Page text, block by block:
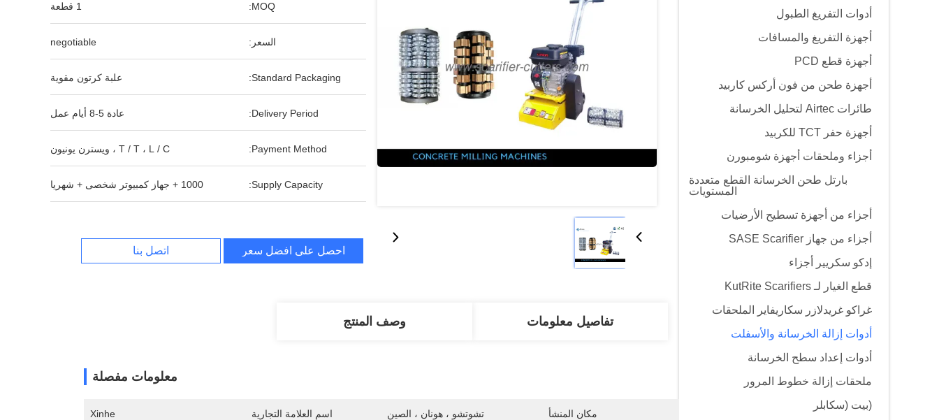
أدوات التفريغ الطبول
أجهزة التفريغ والمسافات
أجهزة قطع PCD
أجهزة طحن من فون أركس كاربيد
طائرات Airtec لتحليل الخرسانة
أجهزة حفر TCT للكربيد
أجزاء وملحقات أجهزة شومبورن
بارتل طحن الخرسانة القطع متعددة
المستويات
أجزاء من أجهزة تسطيح الأرضيات
أجزاء من جهاز SASE Scarifier
إدكو سكريير أجزاء
قطع الغيار لـ KutRite Scarifiers
غراكو غريدلازر سكاريفاير الملحقات
أدوات إزالة الخرسانة والأسفلت
أدوات إعداد سطح الخرسانة
ملحقات إزالة خطوط المرور
(بيت (سكابلر
MOQ: 1 قطعة
السعر: negotiable
Standard Packaging: علبة كرتون مقوية
Delivery Period: عادة 5-8 أيام عمل
Payment Method: T / T ، L / C ، ويسترن يونيون
Supply Capacity: 1000 + جهاز كمبيوتر شخصى + شهريا
احصل على افضل سعر اتصل بنا
تفاصيل معلومات وصف المنتج
معلومات مفصلة
مكان المنشأ تشوتشو ، هونان ، الصين اسم العلامة التجارية Xinhe